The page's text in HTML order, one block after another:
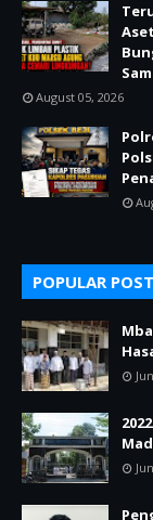
August 05, 2026
POPULAR